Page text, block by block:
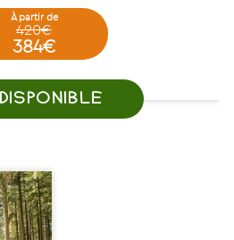
DISPONIBLE
à partir de
420€
384€